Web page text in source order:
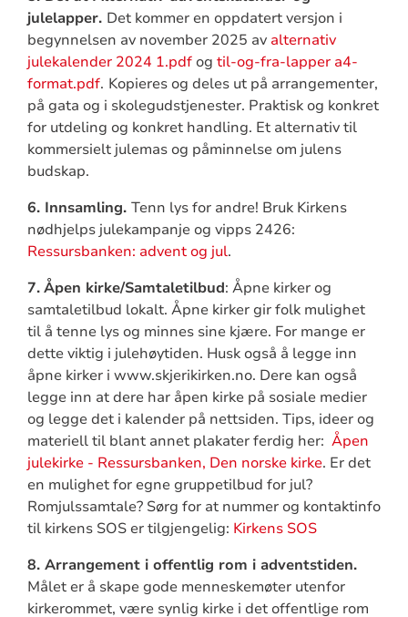
julelapper. Det kommer en oppdatert versjon i
begynnelsen av november 2025 av alternativ
julekalender 2024 1.pdfog til-og-fra-lapper a4-
format.pdf. Kopieres og deles ut på arrangementer,
på gata og i skolegudstjenester. Praktisk og konkret
for utdeling og konkret handling. Et alternativ til
kommersielt julemas og påminnelse om julens
budskap.
6. Innsamling. Tenn lys for andre! Bruk Kirkens
nødhjelps julekampanje og vipps 2426:
Ressursbanken: advent og jul.
7. Åpen kirke/Samtaletilbud: Åpne kirker og
samtaletilbud lokalt. Åpne kirker gir folk mulighet
til å tenne lys og minnes sine kjære. For mange er
dette viktig i julehøytiden. Husk også å legge inn
åpne kirker i www.skjerikirken.no. Dere kan også
legge inn at dere har åpen kirke på sosiale medier
og legge det i kalender på nettsiden. Tips, ideer og
materiell til blant annet plakater ferdig her: Åpen
julekirke - Ressursbanken, Den norske kirke. Er det
en mulighet for egne gruppetilbud for jul?
Romjulssamtale? Sørg for at nummer og kontaktinfo
til kirkens SOS er tilgjengelig: Kirkens SOS
8. Arrangement i offentlig rom i adventstiden.
Målet er å skape gode menneskemøter utenfor
kirkerommet, være synlig kirke i det offentlige rom